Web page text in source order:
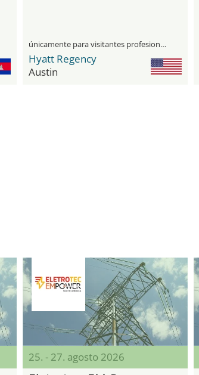
únicamente para visitantes profesionales
Hyatt Regency
Austin
25. - 27. agosto 2026